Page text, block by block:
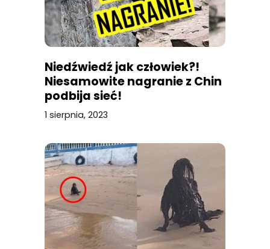
Niedźwiedź jak człowiek?!
Niesamowite nagranie z Chin
podbija sieć!
1 sierpnia, 2023